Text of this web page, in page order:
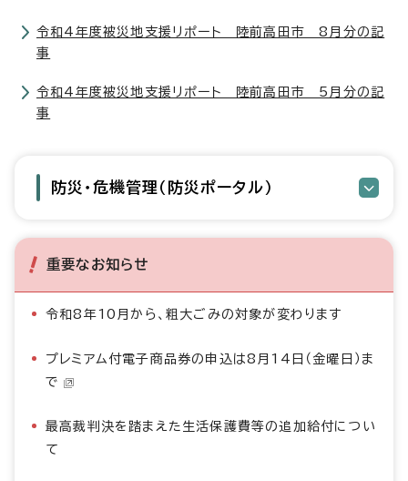
令和4年度被災地支援リポート 陸前高田市 8月分の記
事
令和4年度被災地支援リポート 陸前高田市 5月分の記
事
防災・危機管理（防災ポータル）
重要なお知らせ
令和8年10月から、粗大ごみの対象が変わります
プレミアム付電子商品券の申込は8月14日（金曜日）ま
で
最高裁判決を踏まえた生活保護費等の追加給付につい
て